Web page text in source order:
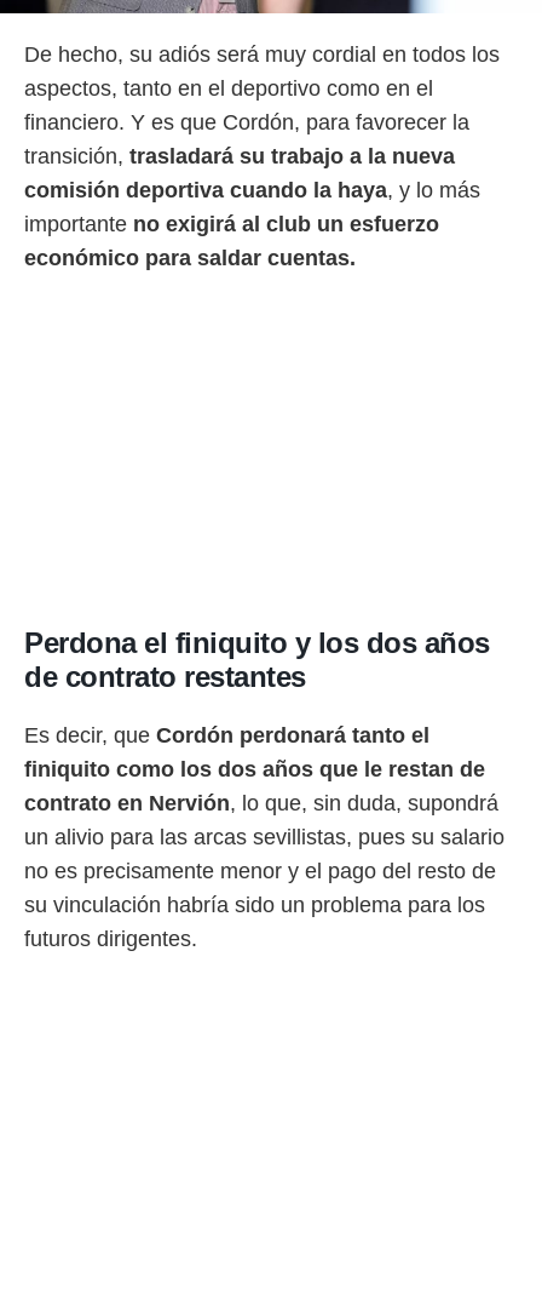
crear un
uso de
contenido
medir el
de la
mediante
publicidad
de
De hecho, su adiós será muy cordial en todos los
aspectos, tanto en el deportivo como en el
financiero. Y es que Cordón, para favorecer la
transición, trasladará su trabajo a la nueva
comisión deportiva cuando la haya, y lo más
importante no exigirá al club un esfuerzo
económico para saldar cuentas.
Perdona el finiquito y los dos años
de contrato restantes
Es decir, que Cordón perdonará tanto el
finiquito como los dos años que le restan de
contrato en Nervión, lo que, sin duda, supondrá
un alivio para las arcas sevillistas, pues su salario
no es precisamente menor y el pago del resto de
su vinculación habría sido un problema para los
futuros dirigentes.